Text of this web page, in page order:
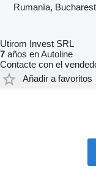
Rumanía, Bucharest
Utirom Invest SRL
7 años en Autoline
Contacte con el
Añadir a favoritos